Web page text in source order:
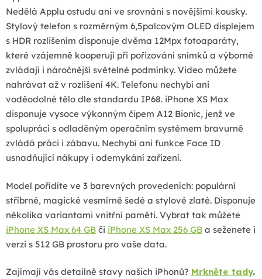
c
í
p
r
v
k
y
v
ý
p
i
u
Nedělá Applu ostudu ani ve srovnání s novějšími kousky.
Stylový telefon s rozměrným 6,5palcovým OLED displejem
s HDR rozlišením disponuje dvěma 12Mpx fotoaparáty,
které vzájemně kooperují při pořizování snímků a výborně
zvládají i náročnější světelné podmínky. Video můžete
nahrávat až v rozlišení 4K. Telefonu nechybí ani
voděodolné tělo dle standardu IP68. iPhone XS Max
disponuje vysoce výkonným čipem A12 Bionic, jenž ve
spolupráci s odladěným operačním systémem bravurně
zvládá práci i zábavu. Nechybí ani funkce Face ID
usnadňující nákupy i odemykání zařízení.
Model pořídíte ve 3 barevných provedeních: populární
stříbrné, magické vesmírně šedé a stylové zlaté. Disponuje
několika variantami vnitřní paměti. Vybrat tak můžete
iPhone XS Max 64 GB či iPhone XS Max 256 GB a seženete i
verzi s 512 GB prostoru pro vaše data.
Zajímají vás detailně stavy našich iPhonů? Mrkněte tady.